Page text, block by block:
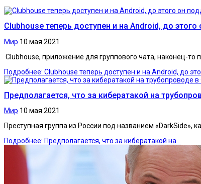
Clubhouse теперь доступен и на Android, до
Мир 10 мая 2021
Clubhouse, приложение для группового чата, наконец-то
Подробнее: Clubhouse теперь доступен и на Android, до
Предполагается, что за кибератакой на
Мир 10 мая 2021
Преступная группа из России под названием «DarkSide»,
Подробнее: Предполагается, что за кибератакой на...